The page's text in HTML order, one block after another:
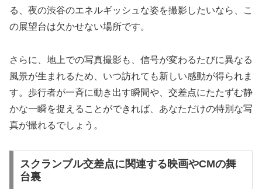
る、夜の渋谷のエネルギッシュな姿を撮影したいなら、こ
の展望台は欠かせない場所です。
さらに、地上での写真撮影も、信号が変わるたびに異なる
風景が生まれるため、いつ訪れても新しい感動が得られま
す。歩行者が一斉に動き出す瞬間や、交差点にたたずむ静
かな一瞬を捉えることができれば、あなただけの特別な写
真が撮れるでしょう。
スクランブル交差点に関連する映画やCMの舞
台裏